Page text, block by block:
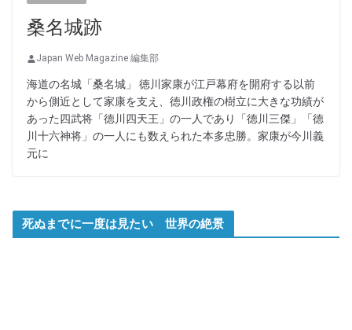
桑名城跡
Japan Web Magazine 編集部
海道の名城「桑名城」 徳川家康が江戸幕府を開府する以前
から側近として家康を支え、徳川政権の樹立に大きな功績が
あった四武将「徳川四天王」の一人であり「徳川三傑」「徳
川十六神将」の一人にも数えられた本多忠勝。家康が今川義
元に
死ぬまでに一度は見たい 世界の絶景